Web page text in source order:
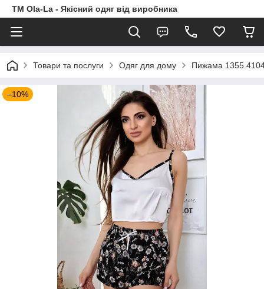
TM Ola-La - Якісний одяг від виробника
Товари та послуги Одяг для дому Пижама
–10%